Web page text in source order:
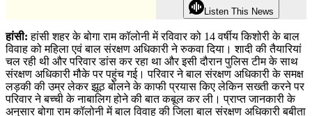
Listen This News
हांसी:हांसी शहर के बोगा राम कॉलोनी में रविवार को 14 वर्षीय किशोरी के बाल
विवाह को महिला एवं बाल संरक्षण अधिकारी ने रुकवा दिया। शादी की तैयारियां
चल रही थी और परिवार डांस कर रहा था और इसी दौरान पुलिस टीम के साथ
संरक्षण अधिकारी मौके पर पहुंच गई। परिवार ने बाल संरक्षण अधिकारी के समक्ष
लड़की की उम्र लेकर झूठ बोलने के काफी प्रयास किए लेकिन सख्ती करने पर
परिवार ने बच्ची के नाबालिग होने की बात कबूल कर ली। प्राप्त जानकारी के
अनुसार बोगा राम कॉलोनी में बाल विवाह की जिला बाल संरक्षण अधिकारी बबीता